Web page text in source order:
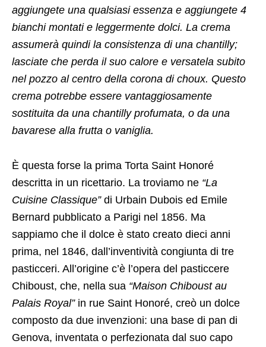
aggiungete una qualsiasi essenza e aggiungete 4
bianchi montati e leggermente dolci. La crema
assumerà quindi la consistenza di una chantilly;
lasciate che perda il suo calore e versatela subito
nel pozzo al centro della corona di choux. Questo
crema potrebbe essere vantaggiosamente
sostituita da una chantilly profumata, o da una
bavarese alla frutta o vaniglia.
È questa forse la prima Torta Saint Honoré
descritta in un ricettario. La troviamo ne “La
Cuisine Classique”di Urbain Dubois ed Emile
Bernard pubblicato a Parigi nel 1856. Ma
sappiamo che il dolce è stato creato dieci anni
prima, nel 1846, dall’inventività congiunta di tre
pasticceri. All’origine c’è l’opera del pasticcere
Chiboust, che, nella sua “Maison Chiboust au
Palais Royal”in rue Saint Honoré, creò un dolce
composto da due invenzioni: una base di pan di
Genova, inventata o perfezionata dal suo capo